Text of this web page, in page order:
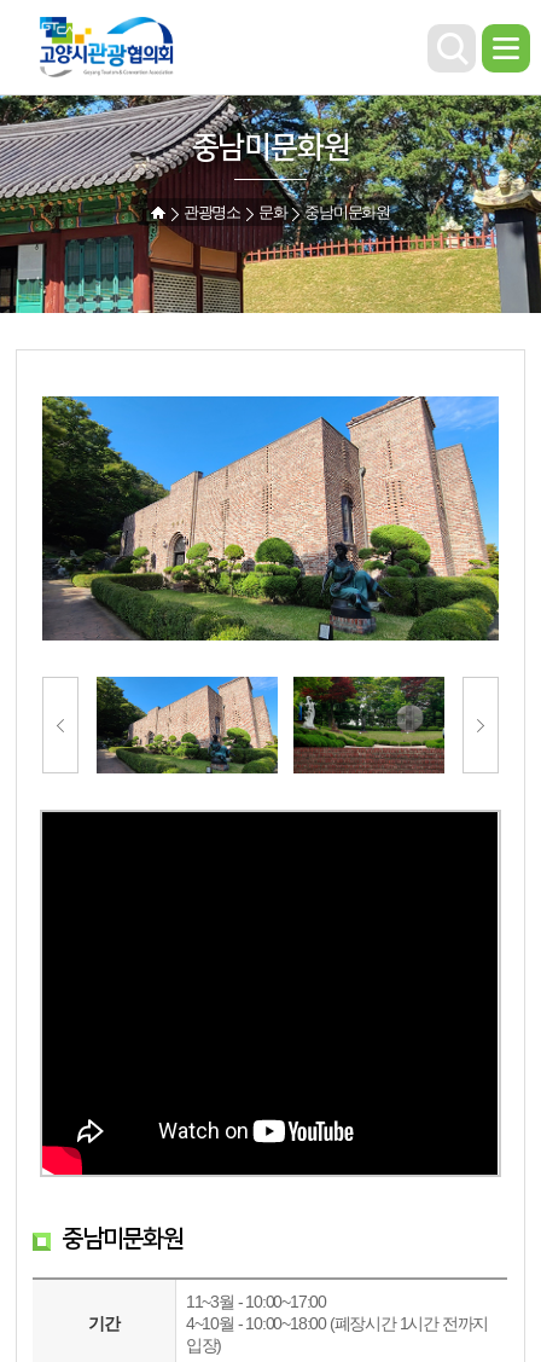
중남미문화원
관광명소 문화 중남미문화원
중남미문화원
기간
11~3월 - 10:00~17:00
4~10월 - 10:00~18:00 (폐장시간 1시간 전까지
입장)